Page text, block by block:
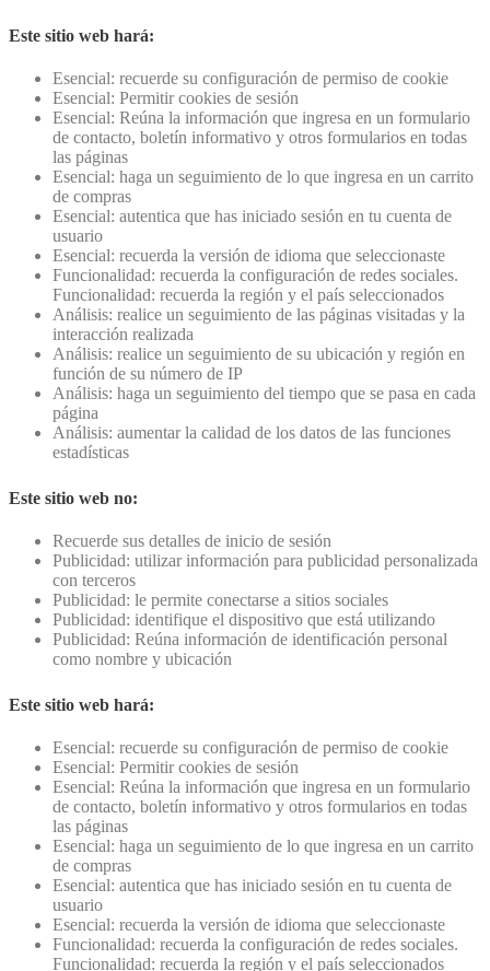
Este sitio web hará:
Esencial: recuerde su configuración de permiso de cookie
Esencial: Permitir cookies de sesión
Esencial: Reúna la información que ingresa en un formulario
de contacto, boletín informativo y otros formularios en todas
las páginas
Esencial: haga un seguimiento de lo que ingresa en un carrito
de compras
Esencial: autentica que has iniciado sesión en tu cuenta de
usuario
Esencial: recuerda la versión de idioma que seleccionaste
Funcionalidad: recuerda la configuración de redes sociales.
Funcionalidad: recuerda la región y el país seleccionados
Análisis: realice un seguimiento de las páginas visitadas y la
interacción realizada
Análisis: realice un seguimiento de su ubicación y región en
función de su número de IP
Análisis: haga un seguimiento del tiempo que se pasa en cada
página
Análisis: aumentar la calidad de los datos de las funciones
estadísticas
Este sitio web no:
Recuerde sus detalles de inicio de sesión
Publicidad: utilizar información para publicidad personalizada
con terceros
Publicidad: le permite conectarse a sitios sociales
Publicidad: identifique el dispositivo que está utilizando
Publicidad: Reúna información de identificación personal
como nombre y ubicación
Este sitio web hará:
Esencial: recuerde su configuración de permiso de cookie
Esencial: Permitir cookies de sesión
Esencial: Reúna la información que ingresa en un formulario
de contacto, boletín informativo y otros formularios en todas
las páginas
Esencial: haga un seguimiento de lo que ingresa en un carrito
de compras
Esencial: autentica que has iniciado sesión en tu cuenta de
usuario
Esencial: recuerda la versión de idioma que seleccionaste
Funcionalidad: recuerda la configuración de redes sociales.
Funcionalidad: recuerda la región y el país seleccionados